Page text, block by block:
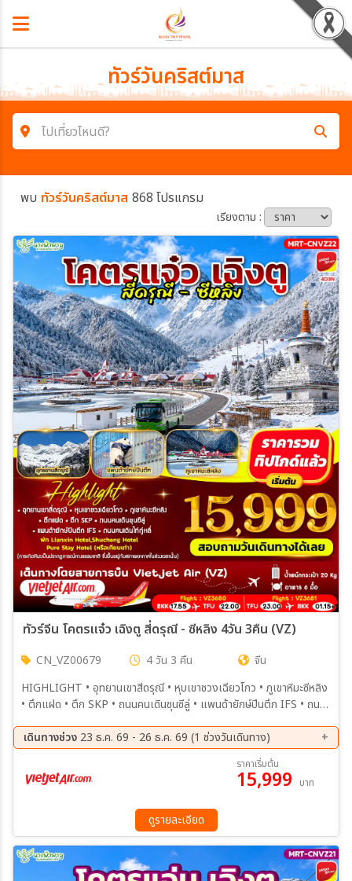
ทัวร์วันคริสต์มาส
ไปเที่ยวไหนดี?
ค้นหาโปรแกรมทัวร์
ประเทศ
เมือง
สายการบิน
ตั้งแต่วันที่
ถึงวันที่
เฉพาะเดือน
เฉพาะเทศกาล
ระหว่าง
ค้นหา
พบ ทัวร์วันคริสต์มาส 868 โปรแกรม
เรียงตาม :
ทัวร์จีน โคตรแจ๋ว เฉิงตู สี่ดรุณี - ซีหลิง 4วัน 3คืน (VZ)
CN_VZ00679 4 วัน 3 คืน
จีน
HIGHLIGHT • อุทยานเขาสีดรุณี • หุบเขาชวงเฉียวโกว • ภูเขาหิมะซีหลิง
• ตึกแฝด • ตึก SKP • ถนนคนเดินชุนซีลู่ • แพนด้ายักษ์ปีนตึก IFS • ถนน
เดินทางช่วง 23 ธ.ค. 69 - 26 ธ.ค. 69 (1 ช่วงวันเดินทาง)
ราคาเริ่มต้น
15,999 บาท
ดูรายละเอียด